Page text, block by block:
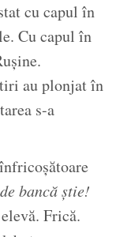
cu capul în
Cu capul în
au plonjat în
s-a
bancă știe!
Frică.